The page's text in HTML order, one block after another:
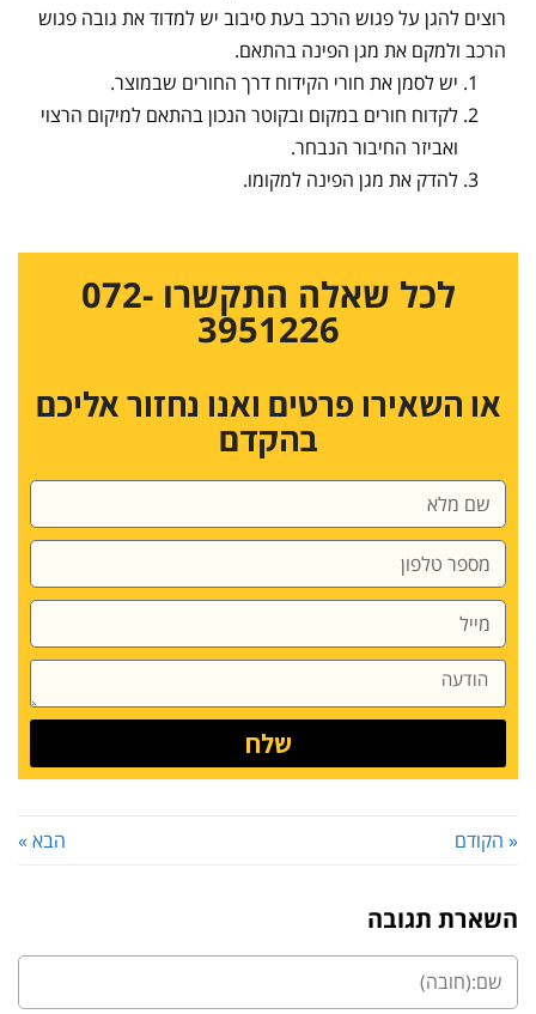
רוצים להגן על פגוש הרכב בעת סיבוב יש למדוד את גובה פגוש
הרכב ולמקם את מגן הפינה בהתאם.
יש לסמן את חורי הקידוח דרך החורים שבמוצר.
לקדוח חורים במקום ובקוטר הנכון בהתאם למיקום הרצוי
ואביזר החיבור הנבחר.
להדק את מגן הפינה למקומו.
לכל שאלה התקשרו 072-
3951226
או השאירו פרטים ואנו נחזור אליכם
בהקדם
שלח
« הקודם הבא »
השארת תגובה